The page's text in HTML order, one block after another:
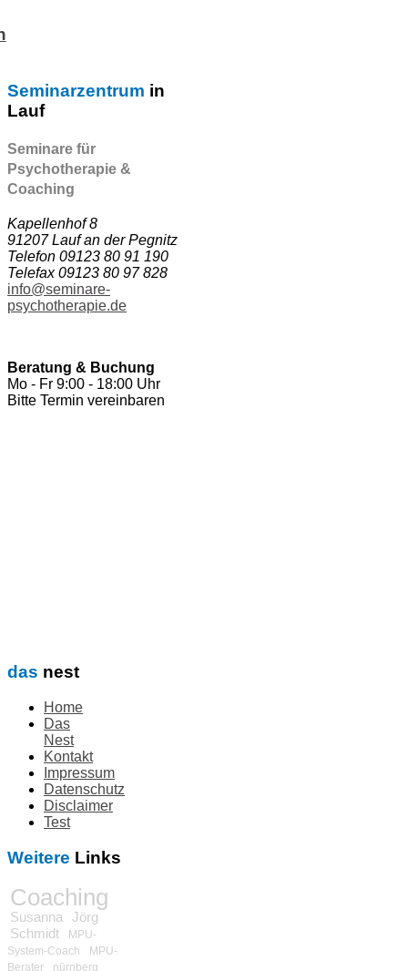
Seminarzentrum in
Lauf
Seminare für
Psychotherapie &
Coaching
Kapellenhof 8
91207 Lauf an der Pegnitz
Telefon 09123 80 91 190
Telefax 09123 80 97 828
info@seminare-
psychotherapie.de
Beratung & Buchung
Mo - Fr 9:00 - 18:00 Uhr
Bitte Termin vereinbaren
das nest
Home
Das
Nest
Kontakt
Impressum
Datenschutz
Disclaimer
Test
Weitere Links
Coaching
Susanna
Jörg
Schmidt
MPU-
System-Coach
MPU-
Berater
nürnberg